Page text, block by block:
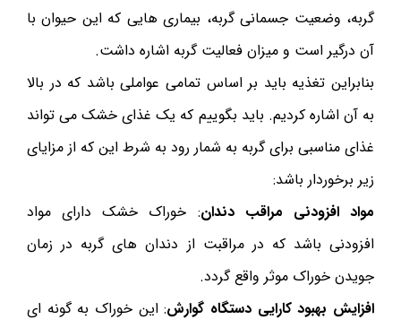
گربه، وضعیت جسمانی گربه، بیماری هایی که این حیوان با
آن درگیر است و میزان فعالیت گربه اشاره داشت.
بنابراین تغذیه باید بر اساس تمامی عواملی باشد که در بالا
به آن اشاره کردیم. باید بگوییم که یک غذای خشک می تواند
غذای مناسبی برای گربه به شمار رود به شرط این که از مزایای
زیر برخوردار باشد:
مواد افزودنی مراقب دندان: خوراک خشک دارای مواد
افزودنی باشد که در مراقبت از دندان های گربه در زمان
جویدن خوراک موثر واقع گردد.
افزایش بهبود کارایی دستگاه گوارش: این خوراک به گونه ای